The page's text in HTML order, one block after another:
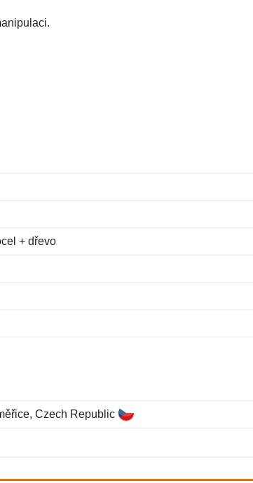
+ dřevo
Czech Republic